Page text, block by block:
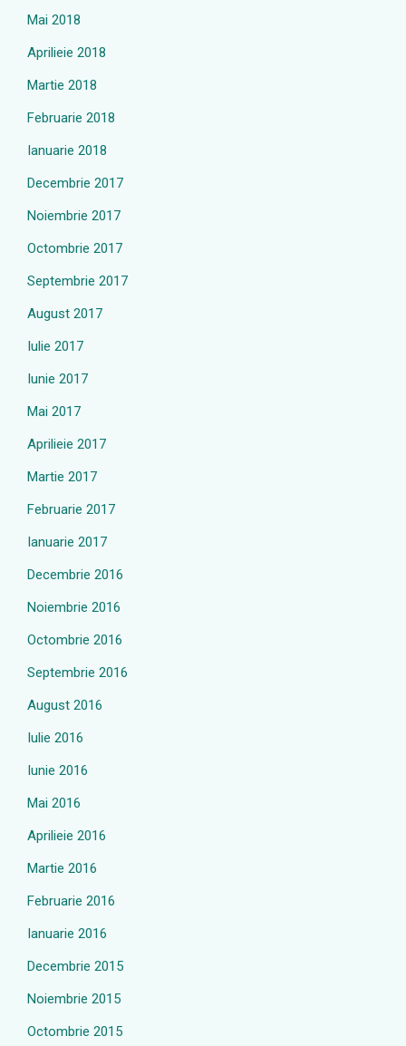
Mai 2018
Aprilieie 2018
Martie 2018
Februarie 2018
Ianuarie 2018
Decembrie 2017
Noiembrie 2017
Octombrie 2017
Septembrie 2017
August 2017
Iulie 2017
Iunie 2017
Mai 2017
Aprilieie 2017
Martie 2017
Februarie 2017
Ianuarie 2017
Decembrie 2016
Noiembrie 2016
Octombrie 2016
Septembrie 2016
August 2016
Iulie 2016
Iunie 2016
Mai 2016
Aprilieie 2016
Martie 2016
Februarie 2016
Ianuarie 2016
Decembrie 2015
Noiembrie 2015
Octombrie 2015